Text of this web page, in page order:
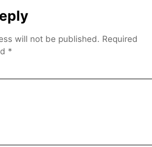
will not be published. Required
*